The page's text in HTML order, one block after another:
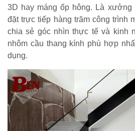
3D hay máng ốp hông. Là
đặt trực tiếp hàng trăm công trình
chia sẻ góc nhìn thực tế và kinh
nhôm cầu thang kính phù hợp
dụng.